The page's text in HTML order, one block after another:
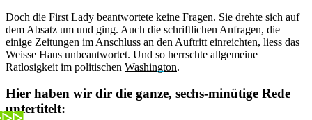
Doch die First Lady beantwortete keine Fragen. Sie drehte sich auf
dem Absatz um und ging. Auch die schriftlichen Anfragen, die
einige Zeitungen im Anschluss an den Auftritt einreichten, liess das
Weisse Haus unbeantwortet. Und so herrschte allgemeine
Ratlosigkeit im politischen Washington.
Hier haben wir dir die ganze, sechs-minütige Rede
untertitelt: